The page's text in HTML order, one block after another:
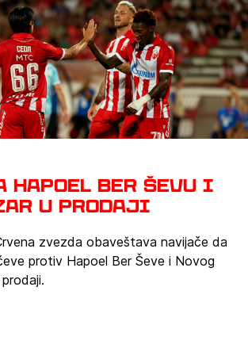
Hapoel Ber Ševu i
u prodaji
zvezda obaveštava navijače da
protiv Hapoel Ber Ševe i Novog